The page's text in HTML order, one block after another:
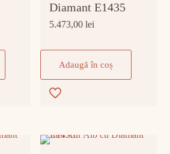
Diamant E1435
5.473,00lei
Adaugă în coș